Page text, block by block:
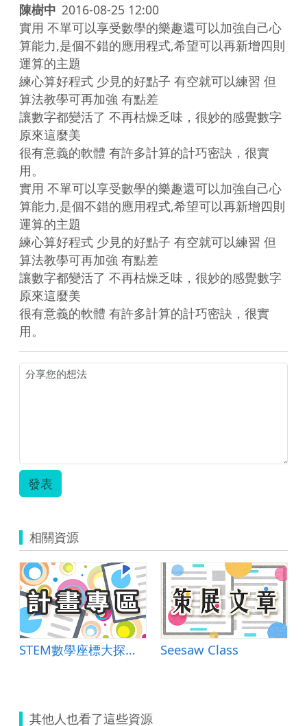
陳樹中 2016-08-25 12:00
實用 不單可以享受數學的樂趣還可以加強自己心
算能力,是個不錯的應用程式,希望可以再新增四則
運算的主題
練心算好程式 少見的好點子 有空就可以練習 但
算法教學可再加強 有點差
讓數字都變活了 不再枯燥乏味，很妙的感覺數字
原來這麼美
很有意義的軟體 有許多計算的計巧密訣，很實
用。
實用 不單可以享受數學的樂趣還可以加強自己心
算能力,是個不錯的應用程式,希望可以再新增四則
運算的主題
練心算好程式 少見的好點子 有空就可以練習 但
算法教學可再加強 有點差
讓數字都變活了 不再枯燥乏味，很妙的感覺數字
原來這麼美
很有意義的軟體 有許多計算的計巧密訣，很實
用。
發表
相關資源
STEM數學座標大探索-融合科技與工程的數學課 Seesaw Class
其他人也看了這些資源